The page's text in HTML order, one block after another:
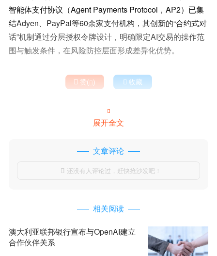
智能体支付协议（Agent Payments Protocol，AP2）已集
结Adyen、PayPal等60余家支付机构，其创新的“合约式对
话”机制通过分层授权令牌设计，明确限定AI交易的操作范
围与触发条件，在风险防控层面形成差异化优势。
 赞()  收藏

展开全文
文章评论
 还没有人评论过，赶快抢沙发吧！
相关阅读
澳大利亚联邦银行宣布与OpenAI建立
合作伙伴关系